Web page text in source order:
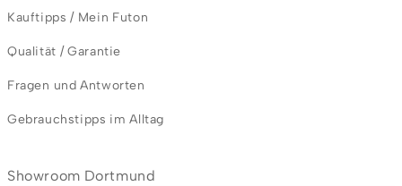
Kauftipps / Mein Futon
Qualität / Garantie
Fragen und Antworten
Gebrauchstipps im Alltag
Showroom Dortmund